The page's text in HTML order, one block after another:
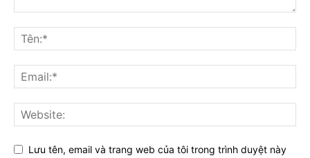
Lưu tên, email và trang web của tôi trong trình duyệt này